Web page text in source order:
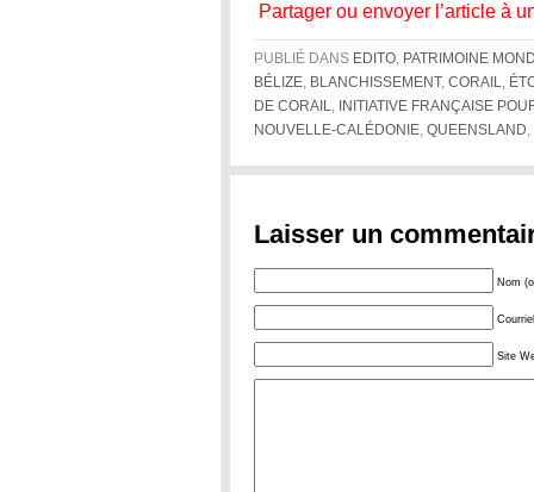
Partager ou envoyer l’article à
PUBLIÉ DANS EDITO
PATRIMOINE
BÉLIZE
BLANCHISSEMENT, CORAIL
DE CORAIL
INITIATIVE FRANÇAISE
NOUVELLE-CALÉDONIE QUEENSLAND
Laisser un
Nom
Site